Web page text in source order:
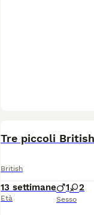
Tre piccoli
British
13 settimane
Età
1 2
Sesso